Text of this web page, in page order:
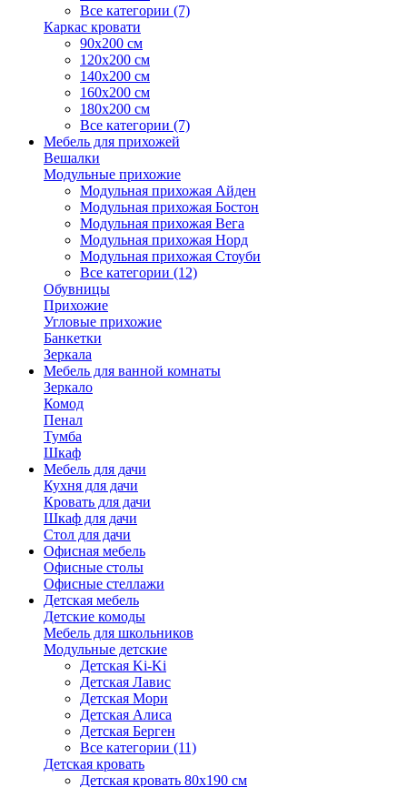
Все категории (7)
Каркас кровати
90х200 см
120х200 см
140х200 см
160х200 см
180х200 см
Все категории (7)
Мебель для прихожей
Вешалки
Модульные прихожие
Модульная прихожая Айден
Модульная прихожая Бостон
Модульная прихожая Вега
Модульная прихожая Норд
Модульная прихожая Стоуби
Все категории (12)
Обувницы
Прихожие
Угловые прихожие
Банкетки
Зеркала
Мебель для ванной комнаты
Зеркало
Комод
Пенал
Тумба
Шкаф
Мебель для дачи
Кухня для дачи
Кровать для дачи
Шкаф для дачи
Стол для дачи
Офисная мебель
Офисные столы
Офисные стеллажи
Детская мебель
Детские комоды
Мебель для школьников
Модульные детские
Детская Ki-Ki
Детская Лавис
Детская Мори
Детская Алиса
Детская Берген
Все категории (11)
Детская кровать
Детская кровать 80х190 см